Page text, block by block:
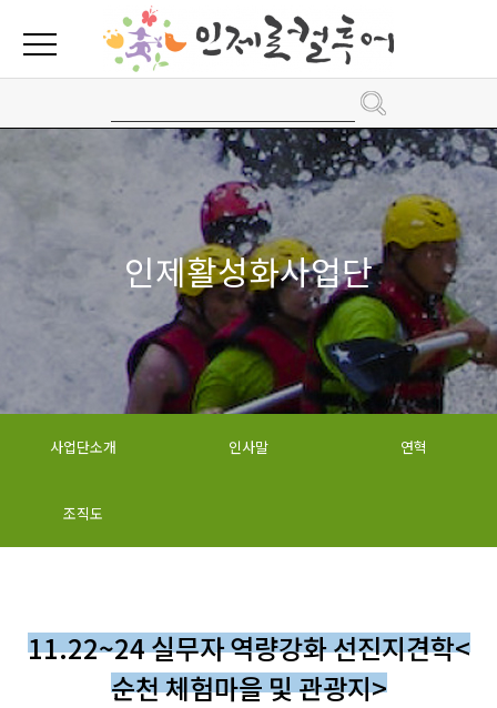
인제활성화사업단
사업단소개 인사말 연혁
조직도
11.22~24 실무자 역량강화 선진지견학<
순천 체험마을 및 관광지>